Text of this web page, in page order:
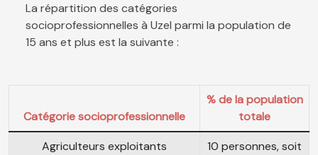
La répartition des catégories
socioprofessionnelles à Uzel parmi la population de
15 ans et plus est la suivante :
Catégorie socioprofessionnelle
% de la population
totale
Agriculteurs exploitants
10 personnes, soit